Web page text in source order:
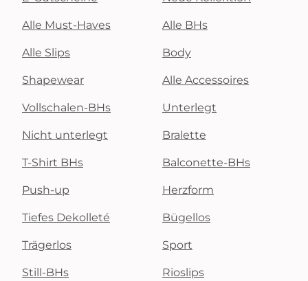
Alle Must-Haves Alle BHs
Alle Slips Body
Shapewear Alle Accessoires
Vollschalen-BHs Unterlegt
Nicht unterlegt Bralette
T-Shirt BHs Balconette-BHs
Push-up Herzform
Tiefes Dekolleté Bügellos
Trägerlos Sport
Still-BHs Rioslips